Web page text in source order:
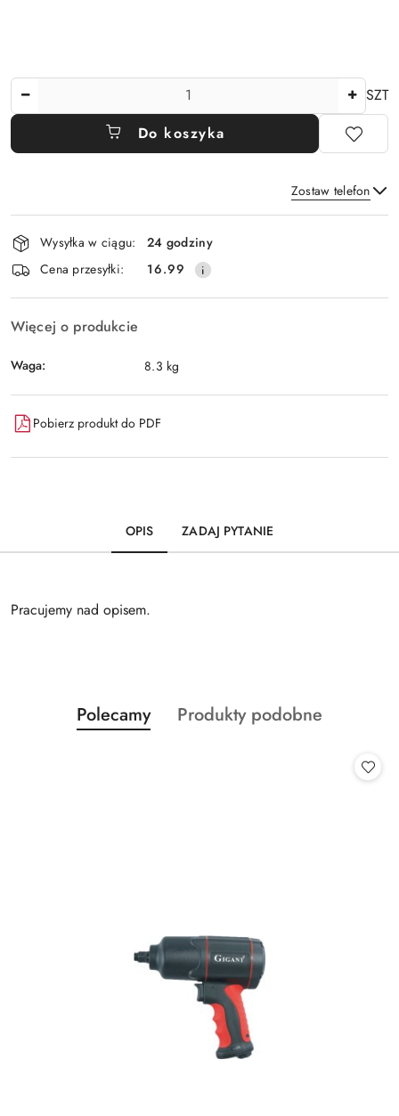
SZT
Do koszyka
Zostaw telefon
Wyślij
Dostępność
i
dostawa
Wysyłka w ciągu:
24 godziny
Cena przesyłki:
16.99
Więcej o produkcie
Waga: 8.3 kg
Pobierz produkt do PDF
OPIS ZADAJ PYTANIE
Pracujemy nad opisem.
Pomiń karuzelę produktów
Produkty
o
Polecamy
Produkty
Produkty podobne